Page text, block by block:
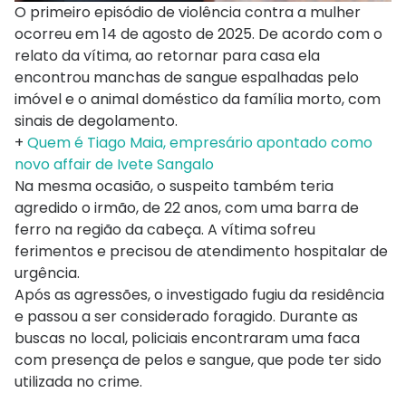
O primeiro episódio de violência contra a mulher
ocorreu em 14 de agosto de 2025. De acordo com o
relato da vítima, ao retornar para casa ela
encontrou manchas de sangue espalhadas pelo
imóvel e o animal doméstico da família morto, com
sinais de degolamento.
+ Quem é Tiago Maia, empresário apontado como
novo affair de Ivete Sangalo
Na mesma ocasião, o suspeito também teria
agredido o irmão, de 22 anos, com uma barra de
ferro na região da cabeça. A vítima sofreu
ferimentos e precisou de atendimento hospitalar de
urgência.
Após as agressões, o investigado fugiu da residência
e passou a ser considerado foragido. Durante as
buscas no local, policiais encontraram uma faca
com presença de pelos e sangue, que pode ter sido
utilizada no crime.